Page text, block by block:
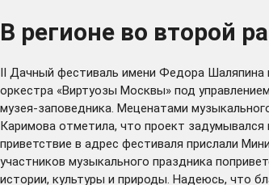
В регионе во второй
II Дачный фестиваль имени Федора Шаляпина
оркестра «Виртуозы Москвы» под
музея-заповедника. Меценатами
Каримова отметила, что проект
приветствие в адрес фестиваля прислали
участников музыкального праздника
истории, культуры и природы. Надеюсь, что